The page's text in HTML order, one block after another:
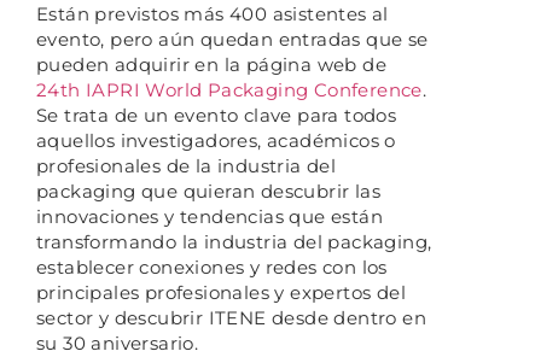
Están previstos más 400 asistentes al
evento, pero aún quedan entradas que se
pueden adquirir en la página web de
24th IAPRI World Packaging Conference.
Se trata de un evento clave para todos
aquellos investigadores, académicos o
profesionales de la industria del
packaging que quieran descubrir las
innovaciones y tendencias que están
transformando la industria del packaging,
establecer conexiones y redes con los
principales profesionales y expertos del
sector y descubrir ITENE desde dentro en
su 30 aniversario.